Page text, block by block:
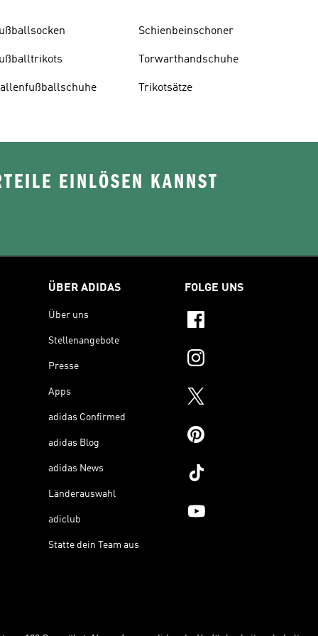
Schienbeinschoner
Torwarthandschuhe
Trikotsätze
EINLÖSEN KANNST
ÜBER ADIDAS
Über uns
Stellenangebote
Presse
Apps
adidas Confirmed
adidas Blog
adidas News
Länderauswahl
adiclub
Statte dein Team aus
FOLGE UNS